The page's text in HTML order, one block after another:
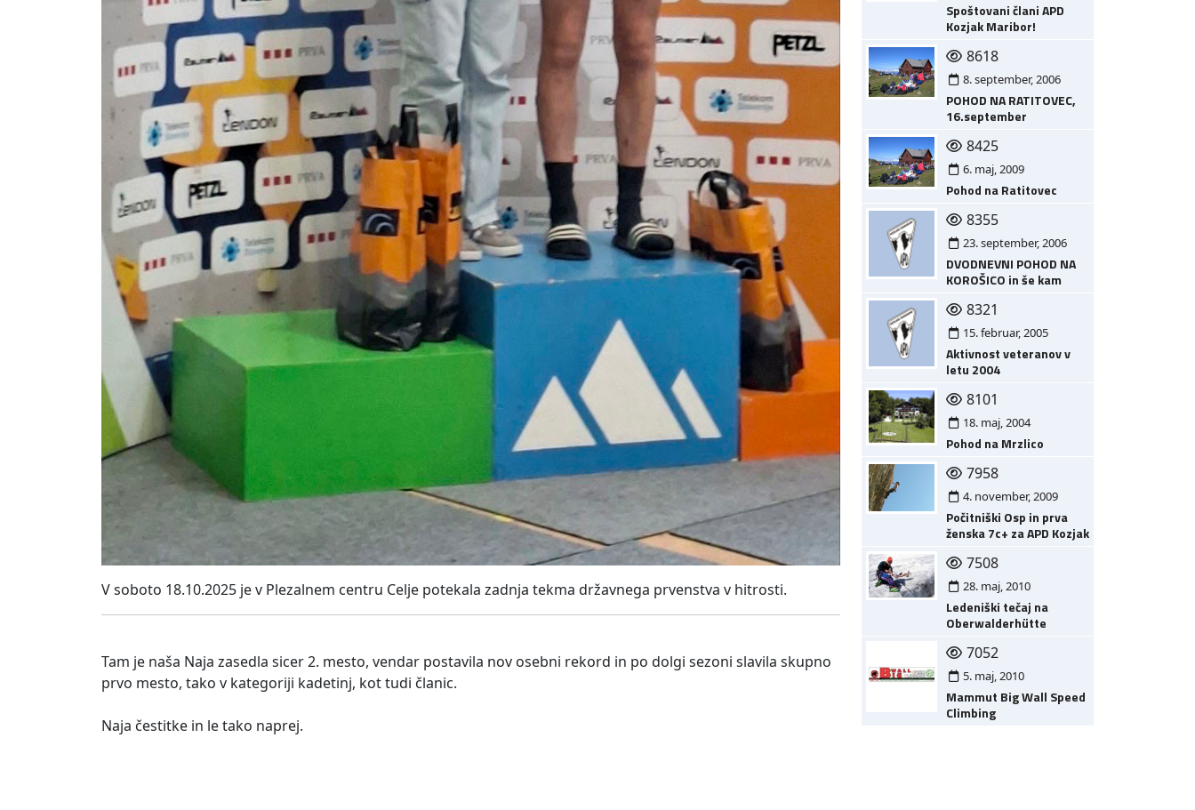
V soboto 18.10.2025 je v Plezalnem centru Celje potekala zadnja tekma državnega prvenstva v hitrosti.
Tam je naša Naja zasedla sicer 2. mesto, vendar postavila nov osebni rekord in po dolgi sezoni slavila skupno
prvo mesto, tako v kategoriji kadetinj, kot tudi članic.
Naja čestitke in le tako naprej.
Spoštovani člani APD
Kozjak Maribor!
8618
8. september, 2006
POHOD NA RATITOVEC,
16.september
8425
6. maj, 2009
Pohod na Ratitovec
8355
23. september, 2006
DVODNEVNI POHOD NA
KOROŠICO in še kam
8321
15. februar, 2005
Aktivnost veteranov v
letu 2004
8101
18. maj, 2004
Pohod na Mrzlico
7958
4. november, 2009
Počitniški Osp in prva
ženska 7c+ za APD Kozjak
7508
28. maj, 2010
Ledeniški tečaj na
Oberwalderhütte
7052
5. maj, 2010
Mammut Big Wall Speed
Climbing